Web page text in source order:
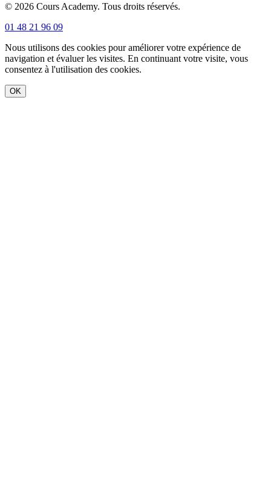
© 2026 Cours Academy. Tous droits réservés.
01 48 21 96 09
Nous utilisons des cookies pour améliorer votre expérience de
navigation et évaluer les visites. En continuant votre visite, vous
consentez à l'utilisation des cookies.
OK